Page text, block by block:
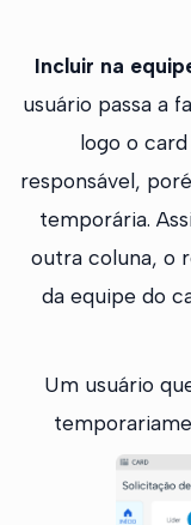
Incluir na
usuário passa a
logo o
responsável,
temporária.
outra coluna, o
da equipe do
Um usuário